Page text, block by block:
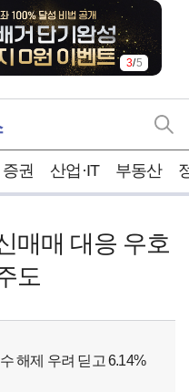
3/5
증권 산업·IT 부동산
매매 대응 우호
도
해제 우려 딛고 6.14%